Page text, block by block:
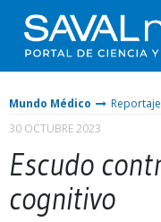
Mundo Médico
30 OCTUBRE 2023
Escudo
cognitivo